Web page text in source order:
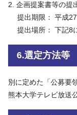
企画提案書等の提
提出期限： 平成
提出場所： 下記8
6.選定方法等
別に定めた「公募要
熊本大学テレビ放送